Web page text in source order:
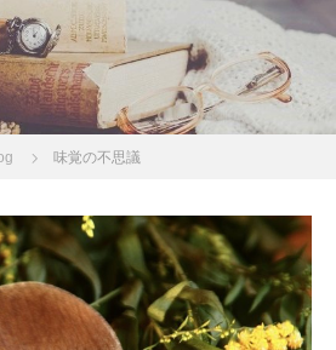
味覚の不思議